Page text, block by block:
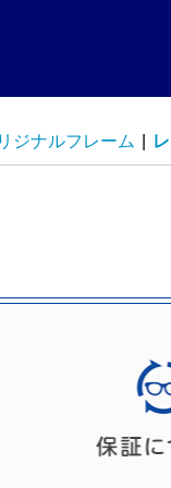
ジナルフレーム